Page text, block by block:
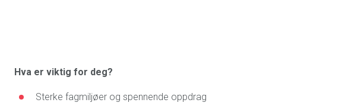
Hva er viktig for deg?
Sterke fagmiljøer og spennende oppdrag